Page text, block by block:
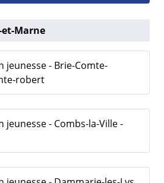
et-Marne
- Brie-Comte-
robert
- Combs-la-Ville -